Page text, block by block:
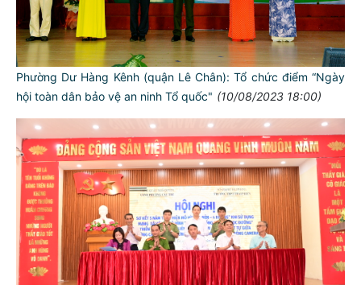
Phường Dư Hàng Kênh (quận Lê Chân): Tổ chức điểm “Ngày
hội toàn dân bảo vệ an ninh Tổ quốc" (10/08/2023 18:00)